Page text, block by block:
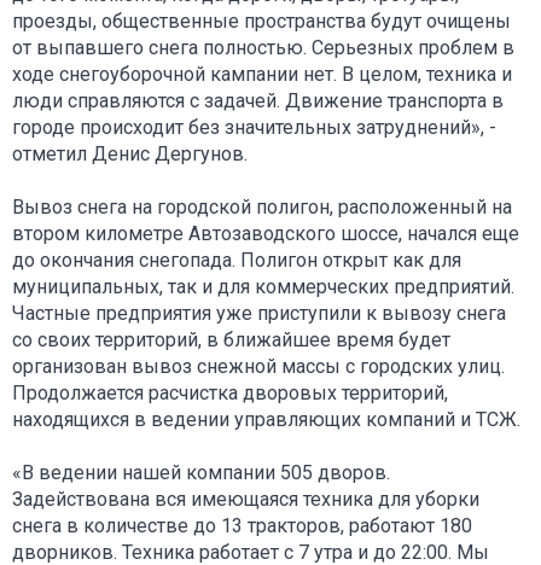
проезды, общественные пространства будут очищены
от выпавшего снега полностью. Серьезных проблем в
ходе снегоуборочной кампании нет. В целом, техника и
люди справляются с задачей. Движение транспорта в
городе происходит без значительных затруднений», -
отметил Денис Дергунов.
Вывоз снега на городской полигон, расположенный на
втором километре Автозаводского шоссе, начался еще
до окончания снегопада. Полигон открыт как для
муниципальных, так и для коммерческих предприятий.
Частные предприятия уже приступили к вывозу снега
со своих территорий, в ближайшее время будет
организован вывоз снежной массы с городских улиц.
Продолжается расчистка дворовых территорий,
находящихся в ведении управляющих компаний и ТСЖ.
«В ведении нашей компании 505 дворов.
Задействована вся имеющаяся техника для уборки
снега в количестве до 13 тракторов, работают 180
дворников. Техника работает с 7 утра и до 22:00. Мы